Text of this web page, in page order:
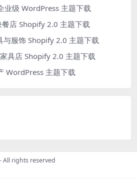
级 WordPress 主题下载
店 Shopify 2.0 主题下载
服饰 Shopify 2.0 主题下载
具店 Shopify 2.0 主题下载
WordPress 主题下载
- All rights reserved